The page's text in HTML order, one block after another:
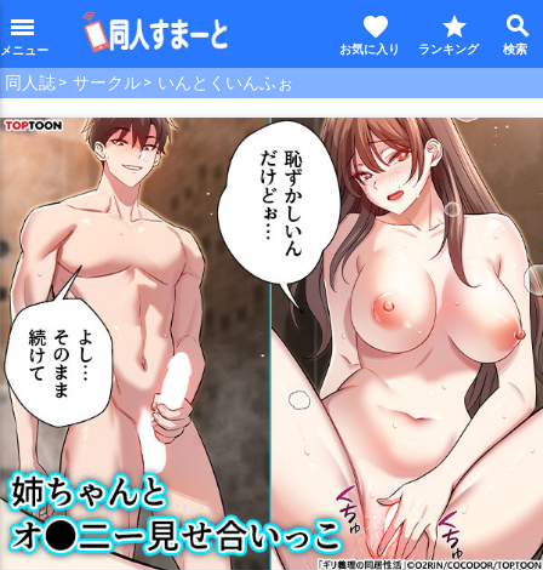
menu search
star
favorite
同人誌 サークル いんとくいんふぉ